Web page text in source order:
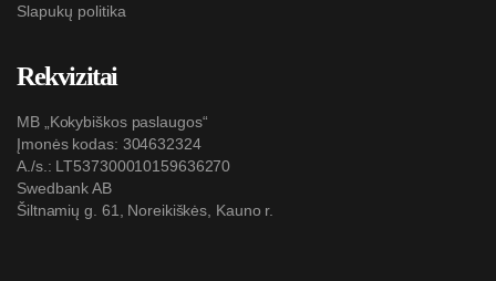
Slapukų politika
Rekvizitai
MB „Kokybiškos paslaugos“
Įmonės kodas: 304632324
A./s.: LT537300010159636270
Swedbank AB
Šiltnamių g. 61, Noreikiškės, Kauno r.